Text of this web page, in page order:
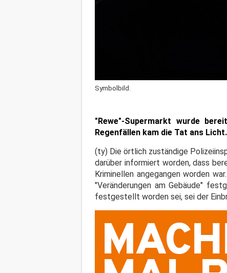
Symbolbild.
"Rewe"-Supermarkt wurde
Regenfällen kam die Tat ans Licht.
(ty) Die örtlich zuständige
darüber informiert worden, dass
Kriminellen angegangen worden
"Veränderungen am Gebäude"
festgestellt worden sei, sei der